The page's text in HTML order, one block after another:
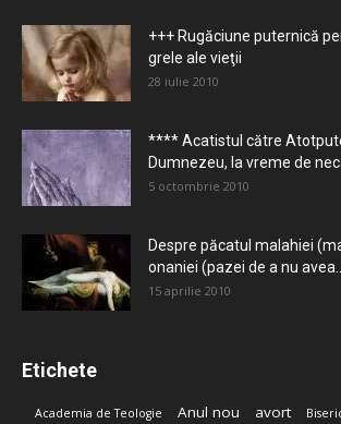
+++ Rugăciune puternică
grele ale vieţii
28 iulie 2010
**** Acatistul către
Dumnezeu, la vreme de
5 octombrie 2010
Despre păcatul malahiei
onaniei (pazei de a nu
15 aprilie 2010
Etichete
Academia de Teologie Anul nou avort